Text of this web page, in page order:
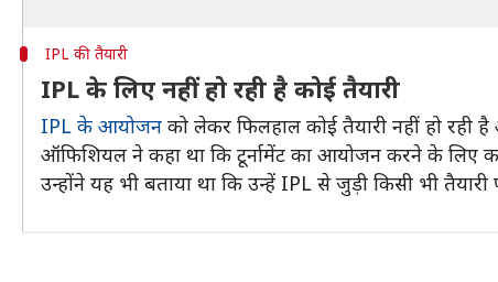
IPL की तैयारी
IPL के लिए नहीं हो रही है कोई तैयारी
IPL के आयोजन को लेकर फिलहाल कोई तैयारी नहीं हो
ऑफिशियल ने कहा था कि टूर्नामेंट का आयोजन करने के लिए
उन्होंने यह भी बताया था कि उन्हें IPL से जुड़ी किसी भी